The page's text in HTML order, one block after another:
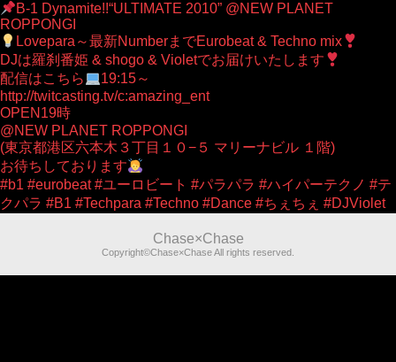
B-1 Dynamite!!“ULTIMATE 2010” @NEW PLANET
ROPPONGI
Lovepara～最新NumberまでEurobeat & Techno mix
DJは羅刹番姫 & shogo & Violetでお届けいたします
配信はこちら
19:15～
http://twitcasting.tv/c:amazing_ent
OPEN19時
@NEW PLANET ROPPONGI
(東京都港区六本木３丁目１０−５ マリーナビル １階)
お待ちしております
#b1 #eurobeat #ユーロビート #パラパラ #ハイパーテクノ #テ
クパラ #B1 #Techpara #Techno #Dance #ちぇちぇ #DJViolet
Chase×Chase
Copyright©Chase×Chase All rights reserved.